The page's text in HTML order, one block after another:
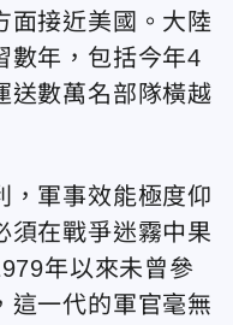
面接近美國。大陸
數年，包括今年4
送數萬名部隊橫越
，軍事效能極度仰
須在戰爭迷霧中果
年以來未曾參
這一代的軍官毫無